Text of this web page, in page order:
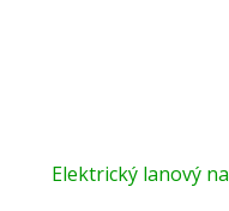
Elektrický lanový